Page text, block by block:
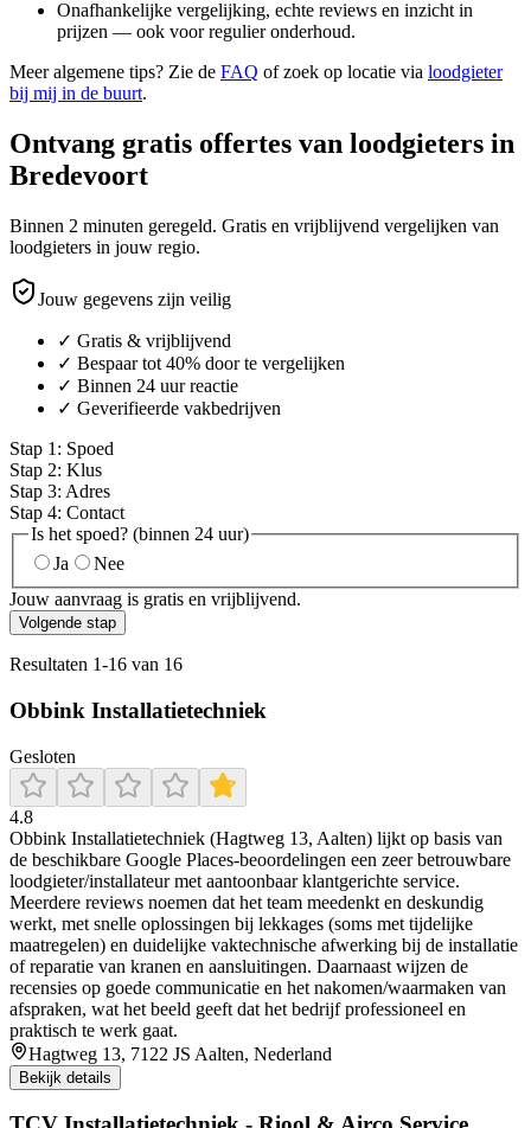
Onafhankelijke vergelijking, echte reviews en inzicht in
prijzen — ook voor regulier onderhoud.
Meer algemene tips? Zie de FAQ of zoek op locatie via loodgieter
bij mij in de buurt.
Ontvang gratis offertes van loodgieters in
Bredevoort
Binnen 2 minuten geregeld. Gratis en vrijblijvend vergelijken van
loodgieters in jouw regio.
Jouw gegevens zijn veilig
✓ Gratis & vrijblijvend
✓ Bespaar tot 40% door te vergelijken
✓ Binnen 24 uur reactie
✓ Geverifieerde vakbedrijven
Stap 1 : Spoed
Stap 2: Klus
Stap 3: Adres
Stap 4: Contact
Is het spoed? (binnen 24 uur)
Ja
Nee
Jouw aanvraag is gratis en vrijblijvend.
Volgende stap
Resultaten 1-16 van 16
Obbink Installatietechniek
Gesloten
4.8
Obbink Installatietechniek (Hagtweg 13, Aalten) lijkt op basis van
de beschikbare Google Places-beoordelingen een zeer betrouwbare
loodgieter/installateur met aantoonbaar klantgerichte service.
Meerdere reviews noemen dat het team meedenkt en deskundig
werkt, met snelle oplossingen bij lekkages (soms met tijdelijke
maatregelen) en duidelijke vaktechnische afwerking bij de installatie
of reparatie van kranen en aansluitingen. Daarnaast wijzen de
recensies op goede communicatie en het nakomen/waarmaken van
afspraken, wat het beeld geeft dat het bedrijf professioneel en
praktisch te werk gaat.
Hagtweg 13, 7122 JS Aalten, Nederland
Bekijk details